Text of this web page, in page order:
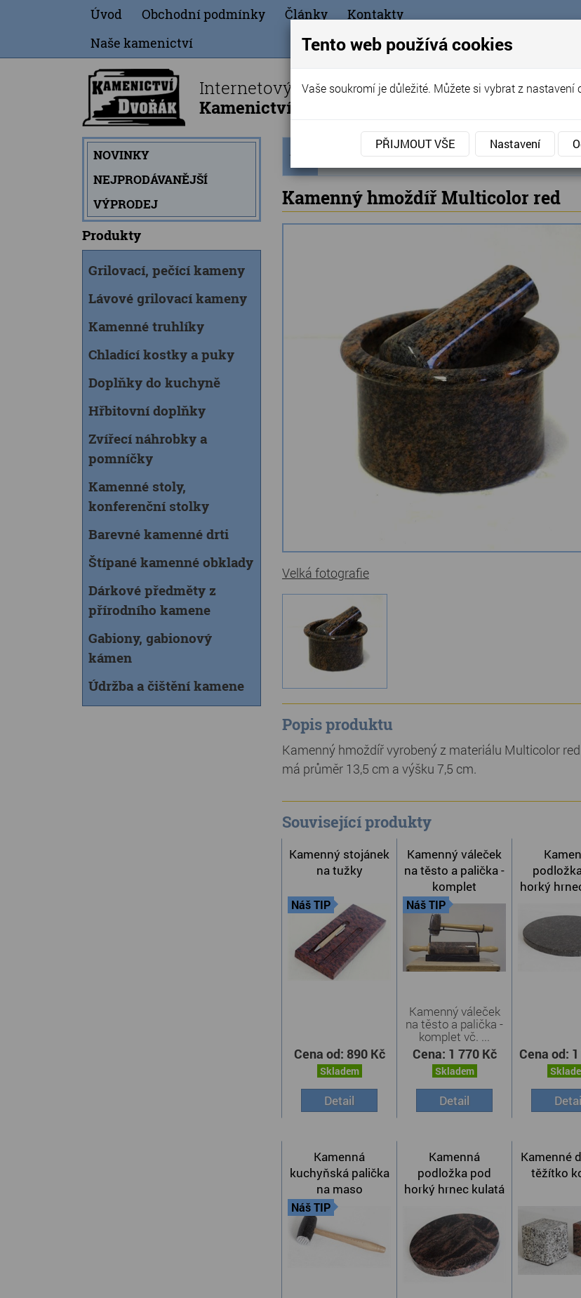
Úvod Obchodní podmínky Články
Kontakty
Naše kamenictví
Internetový obchod
Kamenictví Dvořák - Telč
NOVINKY
NEJPRODÁVANĚJŠÍ
VÝPRODEJ
Produkty
Grilovací, pečící kameny
Lávové grilovací kameny
Kamenné truhlíky
Chladící kostky a puky
Doplňky do kuchyně
Hřbitovní doplňky
Zvířecí náhrobky a
pomníčky
Kamenné stoly,
konferenční stolky
Barevné kamenné drti
Štípané kamenné obklady
Dárkové předměty z
přírodního kamene
Gabiony, gabionový
kámen
Údržba a čištění kamene
stránka
Produkty » Doplňky do kuchyně »
Kamenný hmoždíř Multicolor red
Velká fotografie
Popis produktu
Kamenný hmoždíř vyrobený z materiálu Multicolor
má průměr 13,5 cm a výšku 7,5 cm.
Související produkty
Kamenný stojánek
na tužky
Náš TIP
Cena od: 890 Kč
Skladem
Detail
Kamenný váleček
na těsto a palička -
komplet
Náš TIP
Kamenný váleček
na těsto a palička -
komplet vč. ...
Cena: 1 770 Kč
Skladem
Detail
horký
Cena od:
Kamenná
kuchyňská palička
na maso
Náš TIP
Kamenná
podložka pod
horký hrnec kulatá
Kamenné
těžítko
Tento web používá cookies
Vaše soukromí je důležité. Můžete si vybrat z nastavení
PŘIJMOUT VŠE Nastavení